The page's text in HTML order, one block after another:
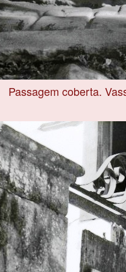
Passagem coberta.